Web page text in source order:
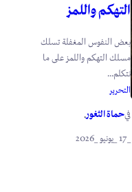
التهكم واللمز
بعض النفوس المغفلة تسلك
مسلك التهكم واللمز على ما
نتكلم...
التحرير
فيحماة الثغور.